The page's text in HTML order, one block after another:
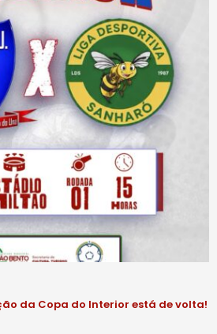
da Copa do Interior está de volta!